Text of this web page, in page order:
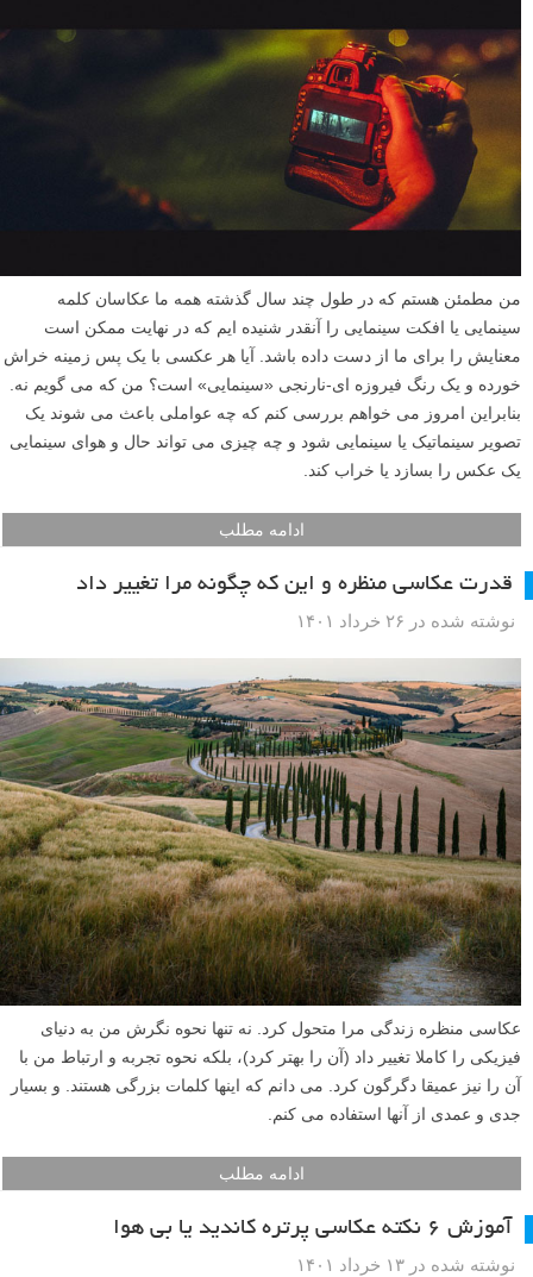
من مطمئن هستم که در طول چند سال گذشته همه ما عکاسان کلمه
سینمایی یا افکت سینمایی را آنقدر شنیده ایم که در نهایت ممکن است
معنایش را برای ما از دست داده باشد. آیا هر عکسی با یک پس زمینه خراش
خورده و یک رنگ فیروزه ای-نارنجی «سینمایی» است؟ من که می گویم نه.
بنابراین امروز می خواهم بررسی کنم که چه عواملی باعث می شوند یک
تصویر سینماتیک یا سینمایی شود و چه چیزی می تواند حال و هوای سینمایی
یک عکس را بسازد یا خراب کند.
ادامه مطلب
قدرت عکاسی منظره و این که چگونه مرا تغییر داد
نوشته شده در ۲۶ خرداد ۱۴۰۱
عکاسی منظره زندگی مرا متحول کرد. نه تنها نحوه نگرش من به دنیای
فیزیکی را کاملا تغییر داد (آن را بهتر کرد)، بلکه نحوه تجربه و ارتباط من با
آن را نیز عمیقا دگرگون کرد. می دانم که اینها کلمات بزرگی هستند. و بسیار
جدی و عمدی از آنها استفاده می کنم.
ادامه مطلب
آموزش ۶ نکته عکاسی پرتره کاندید یا بی هوا
نوشته شده در ۱۳ خرداد ۱۴۰۱